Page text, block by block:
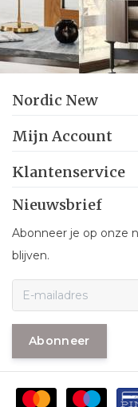
Nordic New
Mijn Account
Klantenservice
Nieuwsbrief
Abonneer je op onze
blijven.
Abonneer